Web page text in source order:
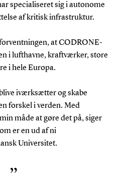
specialiseret sig i autonome
af kritisk infrastruktur.
at CODRONE-
i lufthavne, kraftværker, store
i hele Europa.
iværksætter og skabe
forskel i verden. Med
måde at gøre det på, siger
er en ud af ni
Universitet.
”